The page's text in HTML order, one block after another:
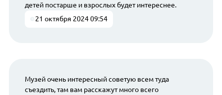
детей постарше и взрослых будет интереснее.
21 октября 2024 09:54
Музей очень интересный советую всем туда
съездить, там вам расскажут много всего